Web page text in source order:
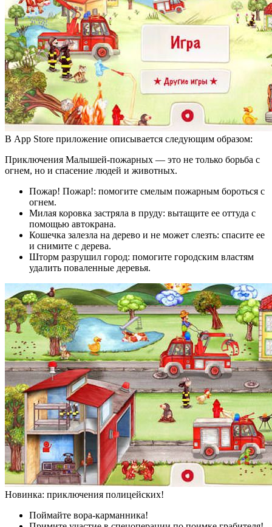
В App Store приложение описывается следующим образом:
Приключения Малышей-пожарных — это не только борьба с
огнем, но и спасение людей и животных.
Пожар! Пожар!: помогите смелым пожарным бороться с
огнем.
Милая коровка застряла в пруду: вытащите ее оттуда с
помощью автокрана.
Кошечка залезла на дерево и не может слезть: спасите ее
и снимите с дерева.
Шторм разрушил город: помогите городским властям
удалить поваленные деревья.
Новинка: приключения полицейских!
Поймайте вора-карманника!